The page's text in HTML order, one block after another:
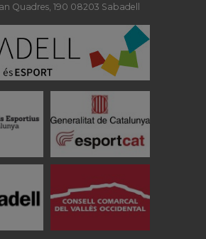
Quadres, 190 08203 Sabadell